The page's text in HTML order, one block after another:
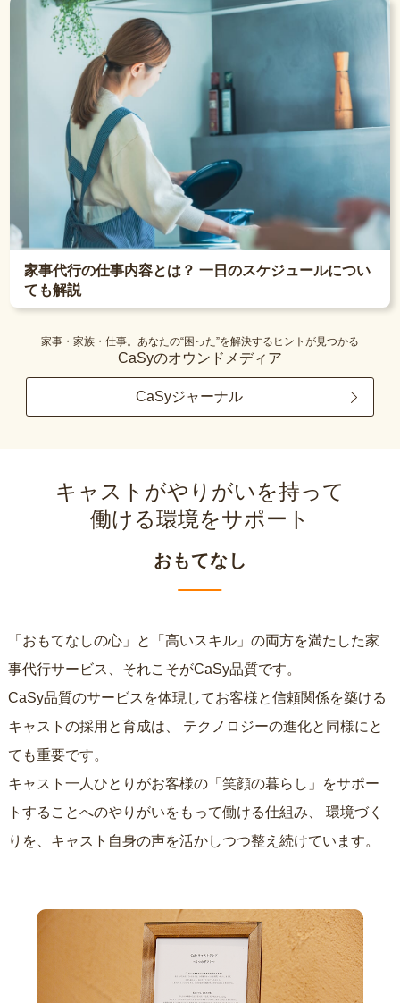
家事代行の仕事内容とは？ 一日のスケジュールについ
ても解説
家事・家族・仕事。あなたの“困った”を解決するヒントが見つかる
CaSyのオウンドメディア
CaSyジャーナル
キャストがやりがいを持って
働ける環境をサポート
おもてなし
「おもてなしの心」と「高いスキル」の両方を満たした家
事代行サービス、それこそがCaSy品質です。
CaSy品質のサービスを体現してお客様と信頼関係を築ける
キャストの採用と育成は、
ても重要です。
キャスト一人ひとりがお客様の「笑顔の暮らし」をサポー
トすることへのやりがいをもって働ける仕組み、
りを、キャスト自身の声を活かしつつ整え続けています。